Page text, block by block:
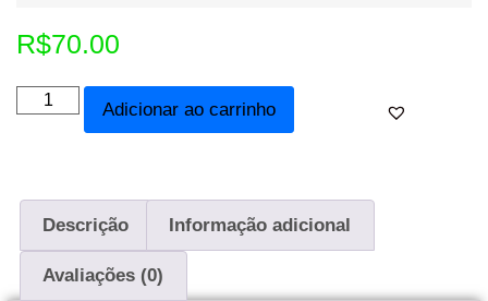
R$70.00
Adicionar ao carrinho
Descrição Informação adicional
Avaliações (0)